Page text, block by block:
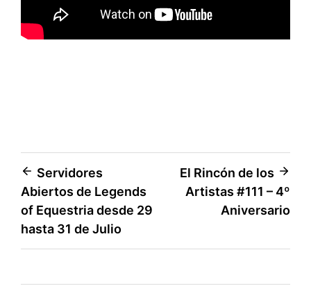
Navegación
de
entradas
Servidores
Abiertos de Legends
of Equestria desde 29
hasta 31 de Julio
El Rincón de los
Artistas #111 – 4º
Aniversario